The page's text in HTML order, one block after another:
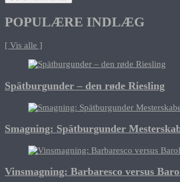
POPULÆRE INDLÆG
[ Vis alle ]
Spätburgunder – den røde Riesling
Smagning: Spätburgunder
Vinsmagning: Barbaresco versus